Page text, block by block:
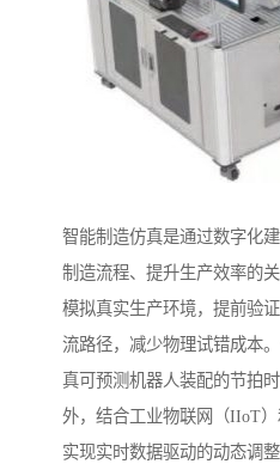
智能制造仿真是通过数字化
制造流程、提升生产效率的
模拟真实生产环境，提前验
流路径，减少物理试错成本
真可预测机器人装配的节拍
外，结合工业物联网（IIoT
实现实时数据驱动的动态调